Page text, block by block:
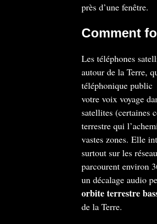
près d’une fenêtre.
Comment
Les téléphones
autour de la Terre,
téléphonique public
votre voix voyage
satellites (certaines
terrestre qui
vastes zones. Elle
surtout sur les
parcourent environ
un décalage audio
orbite terrestre
de la Terre.